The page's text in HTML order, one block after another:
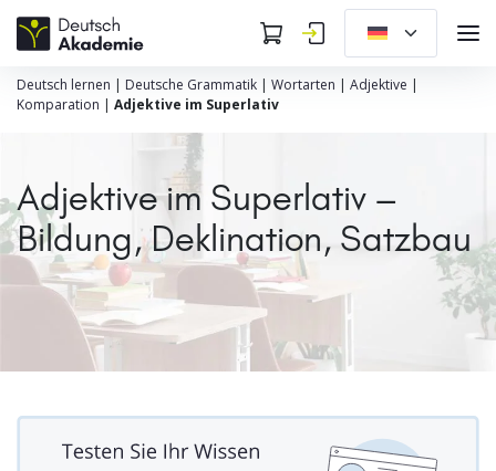
Deutsch lernen | Deutsche Grammatik | Wortarten | Adjektive |
Komparation | Adjektive im Superlativ
Adjektive im Superlativ –
Bildung, Deklination, Satzbau